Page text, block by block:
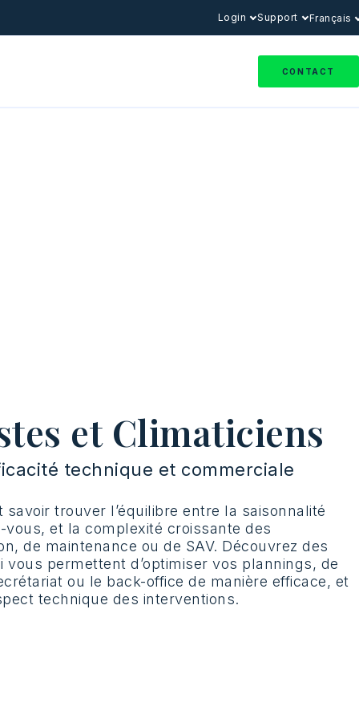
Login Support Français
CONTACT
et Climaticiens
technique et commerciale
trouver l’équilibre entre la saisonnalité
et la complexité croissante des
de maintenance ou de SAV. Découvrez des
permettent d’optimiser vos plannings, de
ou le back-office de manière efficace, et
technique des interventions.